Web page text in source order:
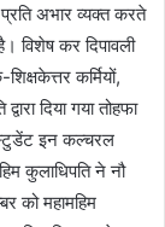
अभार व्यक्त करते
विशेष कर दिपावली
कर्मियों,
दिया गया तोहफा
इन कल्चरल
कुलाधिपति ने नौ
को महामहिम